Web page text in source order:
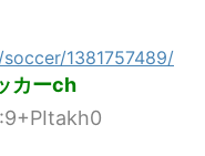
1381757489/
カーch